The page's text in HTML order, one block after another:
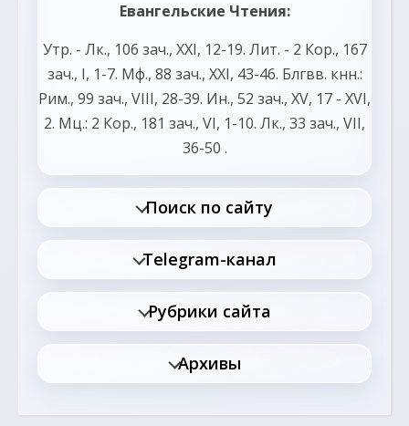
Евангельские Чтения:
Утр. - Лк., 106 зач., XXI, 12-19. Лит. - 2 Кор., 167
зач., I, 1-7. Мф., 88 зач., XXI, 43-46. Блгвв. кнн.:
Рим., 99 зач., VIII, 28-39. Ин., 52 зач., XV, 17 - XVI,
2. Мц.: 2 Кор., 181 зач., VI, 1-10. Лк., 33 зач., VII,
36-50 .
Поиск по сайту
Telegram-канал
Рубрики сайта
Архивы